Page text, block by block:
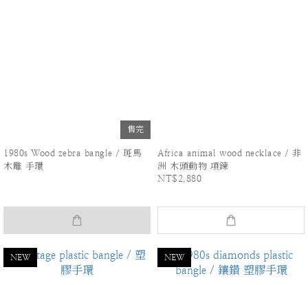
售完
1980s Wood zebra bangle / 斑馬
木雕 手環
Africa animal wood necklace / 非
洲 木頭動物 項鍊
NT$2,880
NEW NEW